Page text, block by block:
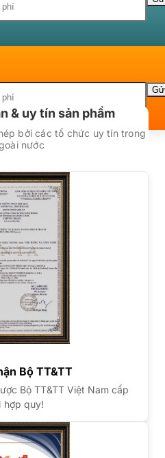
& uy tín sản phẩm
bởi các tổ chức uy tín trong
nước
Bộ TT&TT
Bộ TT&TT Việt Nam cấp
hợp quy!